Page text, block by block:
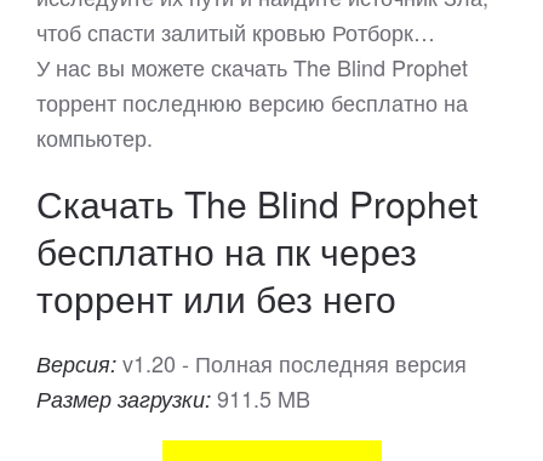
чтоб спасти залитый кровью Ротборк…
У нас вы можете скачать The Blind Prophet
торрент последнюю версию бесплатно на
компьютер.
Скачать The Blind Prophet
бесплатно на пк через
торрент или без него
Версия: v1.20 - Полная последняя версия
Размер загрузки: 911.5 MB